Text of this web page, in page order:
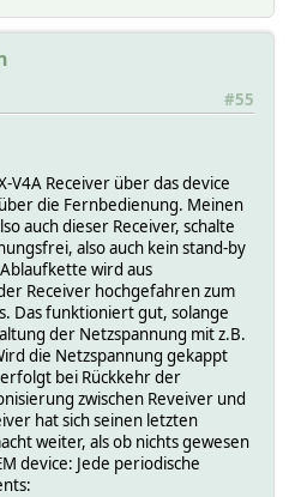
192.168.10.132:80/</
yamaha-
ctrl</
yamaha-
YamahaExtendedControl/v1/</
</yamaha:X_yxcVersion>
#55
V4A Receiver über das device
die Fernbedienung. Meinen
auch dieser Receiver, schalte
also auch kein stand-by
wird aus
Receiver hochgefahren zum
Das funktioniert gut, solange
der Netzspannung mit z.B.
die Netzspannung gekappt
bei Rückkehr der
zwischen Reveiver und
hat sich seinen letzten
weiter, als ob nichts gewesen
device: Jede periodische